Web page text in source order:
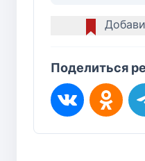
Поделиться